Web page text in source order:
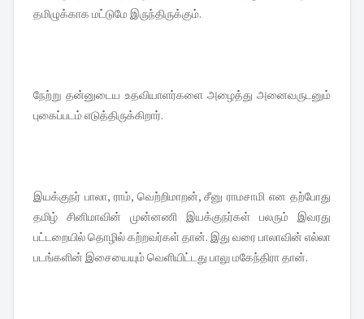
தமிழுக்காக மட்டுமே இருந்திருக்கும்.
நேற்று தன்னுடைய உதவியாளர்களை அழைத்து அனைவருடனும்
புகைப்படம் எடுத்திருக்கிறார்.
இயக்குநர் பாலா, ராம், வெற்றிமாறன், சீனு ராமசாமி என தற்போது
தமிழ் சினிமாவின் முன்னணி இயக்குநர்கள் பலரும் இவரது
பட்டறையில் தொழில் கற்றவர்கள் தான். இது வரை பாலாவின் எல்லா
படங்களின் இசையையும் வெளியிட்டது பாலு மகேந்திரா தான்.